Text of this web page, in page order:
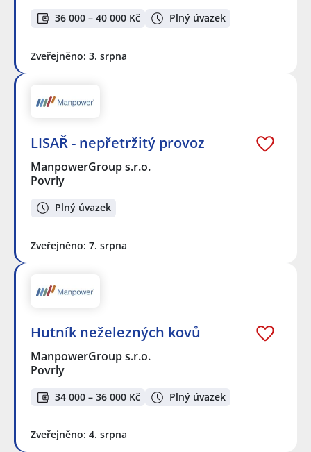
36 000 – 40 000 Kč Plný úvazek
Zveřejněno: 3. srpna
LISAŘ - nepřetržitý provoz
ManpowerGroup s.r.o.
Povrly
Plný úvazek
Zveřejněno: 7. srpna
Hutník neželezných kovů
ManpowerGroup s.r.o.
Povrly
34 000 – 36 000 Kč Plný úvazek
Zveřejněno: 4. srpna